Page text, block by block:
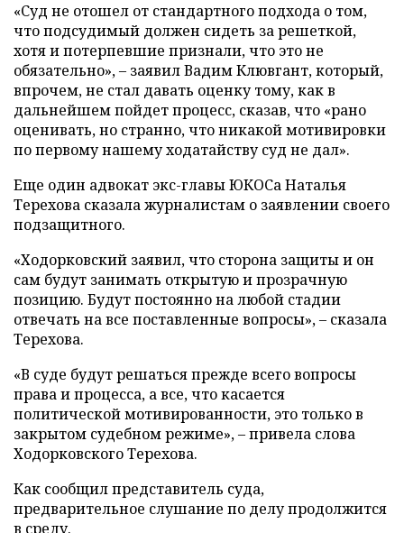
«Суд не отошел от стандартного подхода о том,
что подсудимый должен сидеть за решеткой,
хотя и потерпевшие признали, что это не
обязательно», – заявил Вадим Клювгант, который,
впрочем, не стал давать оценку тому, как в
дальнейшем пойдет процесс, сказав, что «рано
оценивать, но странно, что никакой мотивировки
по первому нашему ходатайству суд не дал».
Еще один адвокат экс-главы ЮКОСа Наталья
Терехова сказала журналистам о заявлении своего
подзащитного.
«Ходорковский заявил, что сторона защиты и он
сам будут занимать открытую и прозрачную
позицию. Будут постоянно на любой стадии
отвечать на все поставленные вопросы», – сказала
Терехова.
«В суде будут решаться прежде всего вопросы
права и процесса, а все, что касается
политической мотивированности, это только в
закрытом судебном режиме», – привела слова
Ходорковского Терехова.
Как сообщил представитель суда,
предварительное слушание по делу продолжится
в среду.